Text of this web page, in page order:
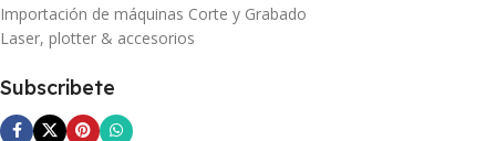
Acero inoxidable
AISLAMIENTO
Importación de máquinas Corte y Grabado
Laser, plotter & accesorios
Subscribete